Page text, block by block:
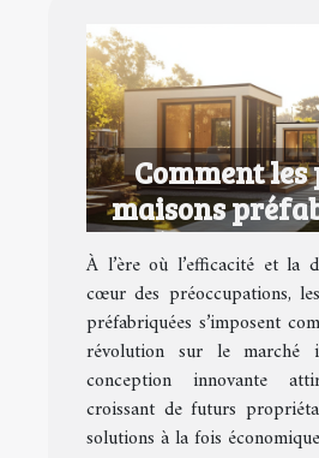
Comment les
maisons
redéfinissent
À l’ère où l’efficacité et la
cœur des préoccupations,
préfabriquées s’imposent
révolution sur le marché
conception innovante
croissant de futurs
solutions à la fois